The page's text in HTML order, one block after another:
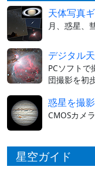
天体写真
月、惑星、
デジタル
PCソフト
団撮影を初
惑星を撮
CMOSカメ
星空ガイド